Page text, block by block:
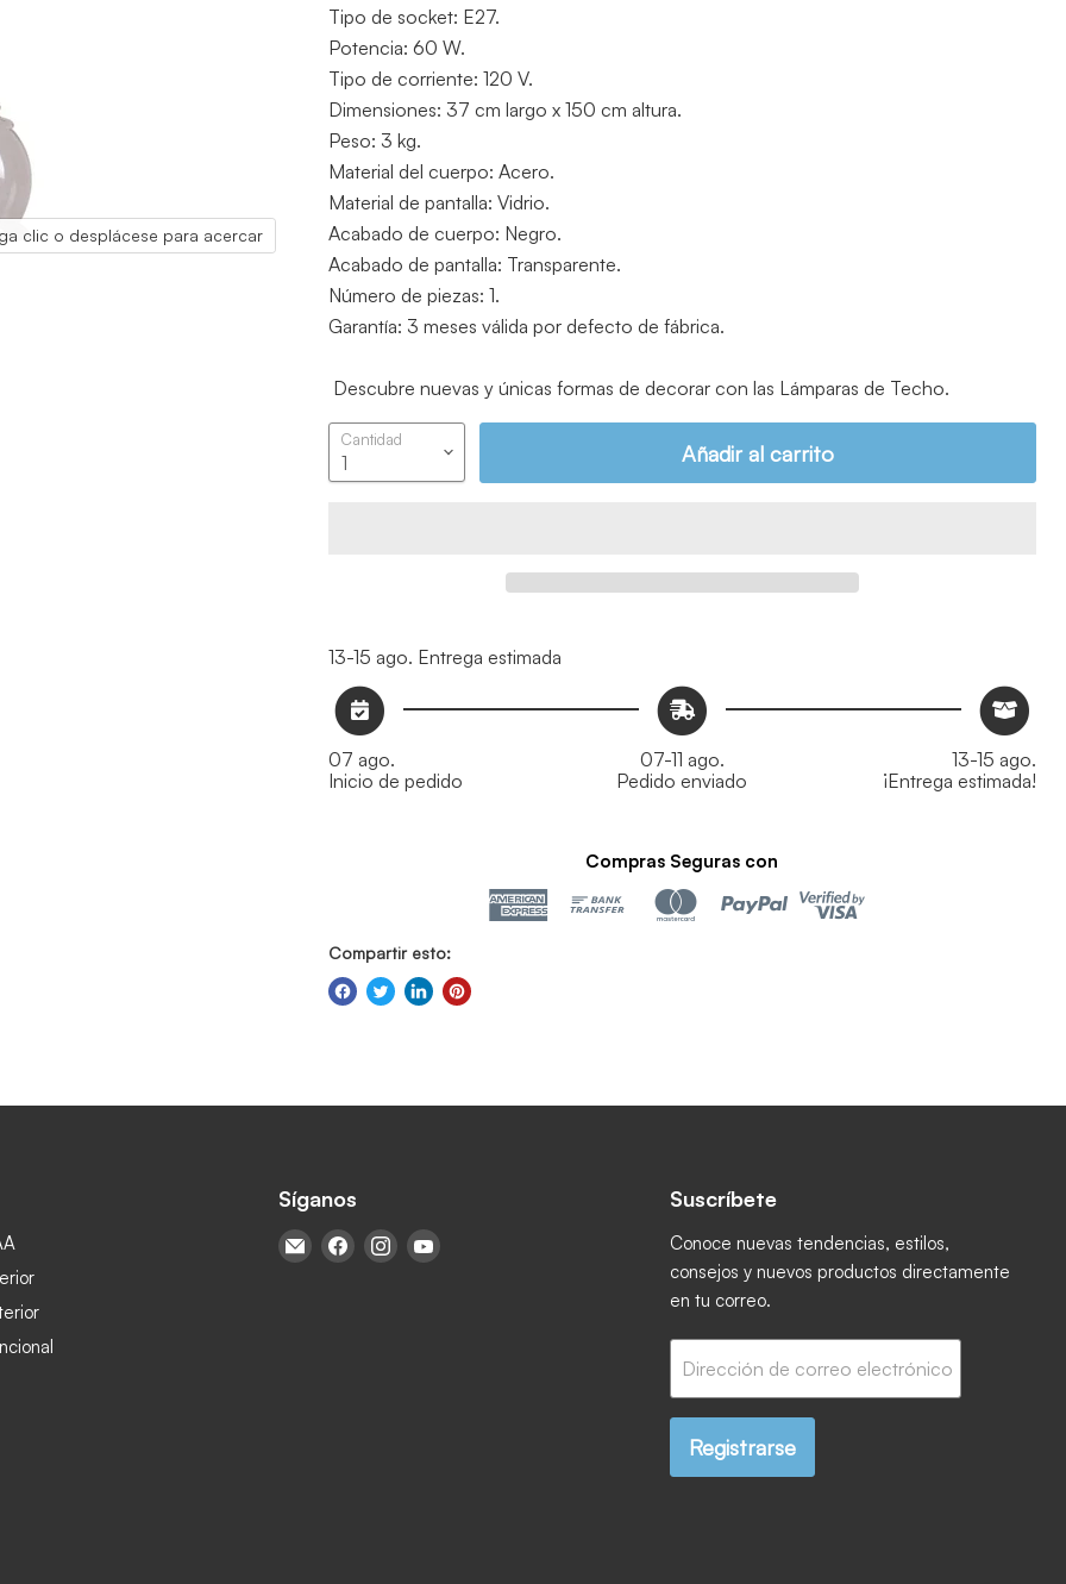
clic o desplácese para acercar
Tipo de socket: E27.
Potencia: 60 W.
Tipo de corriente: 120 V.
Dimensiones: 37 cm largo x 150 cm altura.
Peso: 3 kg.
Material del cuerpo: Acero.
Material de pantalla: Vidrio.
Acabado de cuerpo: Negro.
Acabado de pantalla: Transparente.
Número de piezas: 1.
Garantía: 3 meses válida por defecto de fábrica.
Descubre nuevas y únicas formas de decorar con las Lámparas de Techo.
Cantidad
Añadir al carrito
13-15 ago. Entrega estimada
07 ago.
Inicio de pedido
07-11 ago.
Pedido enviado
13-15 ago.
¡Entrega estimada!
Compras Seguras con
Compartir esto:
Síganos
Encuéntrenos en Correo electrónico
Encuéntrenos en Facebook
Encuéntrenos en Instagram
Suscríbete
Conoce nuevas tendencias, estilos,
consejos y nuevos productos directamente
en tu correo.
Dirección de correo electrónico
Registrarse